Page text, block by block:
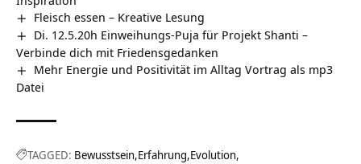
Fleisch essen – Kreative Lesung
Di. 12.5.20h Einweihungs-Puja für Projekt Shanti –
Verbinde dich mit Friedensgedanken
Mehr Energie und Positivität im Alltag Vortrag als mp3
Datei
TAGGED: Bewusstsein Erfahrung Evolution